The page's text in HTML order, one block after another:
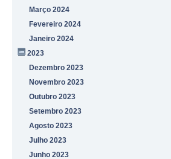
Março 2024
Fevereiro 2024
Janeiro 2024
2023
Dezembro 2023
Novembro 2023
Outubro 2023
Setembro 2023
Agosto 2023
Julho 2023
Junho 2023